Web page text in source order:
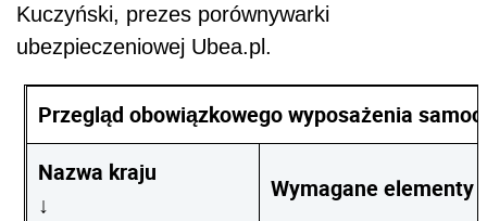
Kuczyński, prezes porównywarki
ubezpieczeniowej Ubea.pl.
Przegląd obowiązkowego wyposażenia
Nazwa kraju
↓
Wymagane elementy